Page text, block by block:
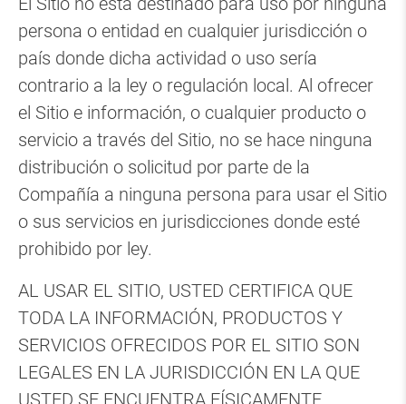
persona o entidad en cualquier jurisdicción o
país donde dicha actividad o uso sería
contrario a la ley o regulación local. Al ofrecer
el Sitio e información, o cualquier producto o
servicio a través del Sitio, no se hace ninguna
distribución o solicitud por parte de la
Compañía a ninguna persona para usar el Sitio
o sus servicios en jurisdicciones donde esté
prohibido por ley.
AL USAR EL SITIO, USTED CERTIFICA QUE
TODA LA INFORMACIÓN, PRODUCTOS Y
SERVICIOS OFRECIDOS POR EL SITIO SON
LEGALES EN LA JURISDICCIÓN EN LA QUE
USTED SE ENCUENTRA FÍSICAMENTE